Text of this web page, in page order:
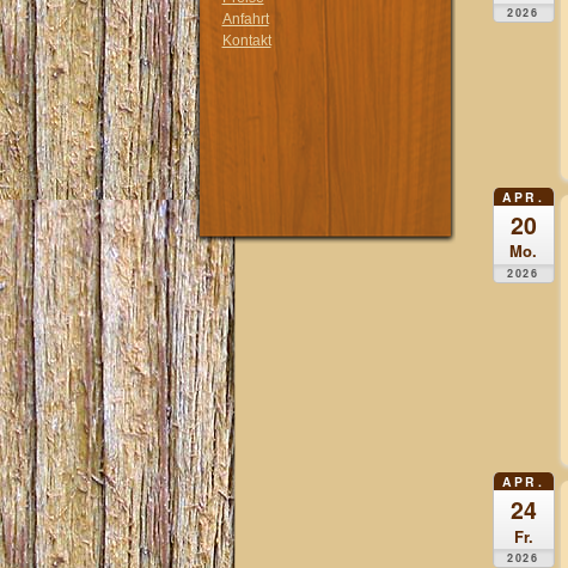
Anfahrt
Kontakt
2026
APR.
20
Mo.
2026
APR.
24
Fr.
2026